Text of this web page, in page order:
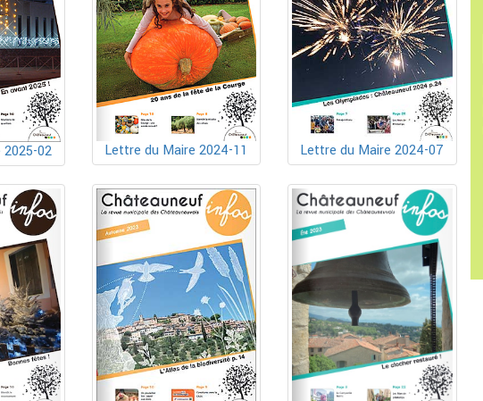
02 Lettre du Maire 2024-11 Lettre du Maire 2024-07